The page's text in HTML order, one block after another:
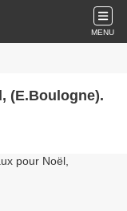
MENU
(E.Boulogne).